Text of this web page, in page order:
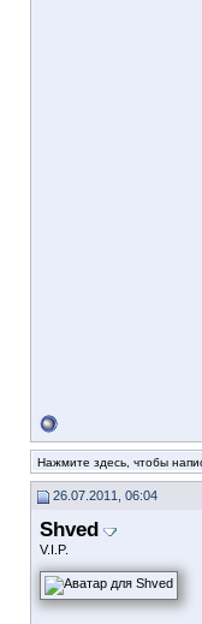
Нажмите здесь, чтобы
26.07.2011, 06:04
Shved
V.I.P.